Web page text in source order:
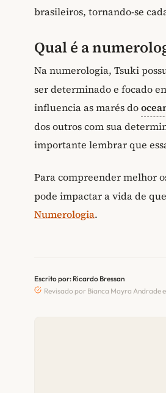
brasileiros, tornando-se
Qual é a
Na numerologia, Tsuki
ser determinado e focado
influencia as marés do
dos outros com sua
importante lembrar que
Para compreender melhor
pode impactar a vida de
Numerologia.
Escrito por: Ricardo Bressan
Revisado por Bianca Mayra Andrade